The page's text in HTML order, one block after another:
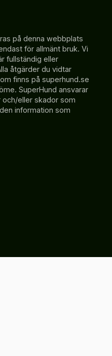
på denna webbplats
för allmänt bruk. Vi
fullständig eller
åtgärder du vidtar
finns på superhund.se
SuperHund ansvarar
eller skador som
information som